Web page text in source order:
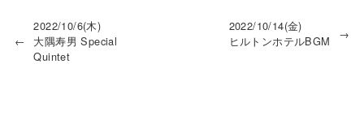
←
2022/10/6(木)
大隅寿男 Special
Quintet
2022/10/14(金)
ヒルトンホテルBGM
→